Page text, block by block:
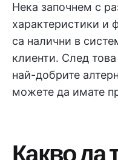
Нека започнем с
характеристики и
са налични в
клиенти. След
най-добрите
можете да имате
Какво да